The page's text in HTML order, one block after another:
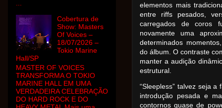
elementos mais
entre riffs pesados,
carregados de coros
novamente uma
determinados
do álbum. O contraste
manter a audição
estrutural.
“Sleepless” talvez seja
introdução pesada e
contornos quase de
Cobertura de
Show: Masters
Of Voices –
18/07/2026 –
Tokio Marine
Hall/SP
MASTER OF VOICES
TRANSFORMA O TOKIO
MARINE HALL EM UMA
VERDADEIRA CELEBRAÇÃO
DO HARD ROCK E DO